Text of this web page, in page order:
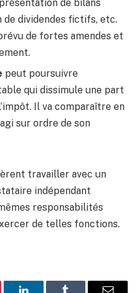
de bilans
dividendes fictifs, etc.
de fortes amendes et
peut poursuivre
qui dissimule une part
Il va comparaître en
sur ordre de son
travailler avec un
indépendant
responsabilités
de telles fonctions.